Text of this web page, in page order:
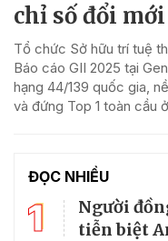
chỉ số đổi
Tổ chức Sở hữu trí tuệ
Báo cáo GII 2025 tại
hạng 44/139 quốc gia,
và đứng Top 1 toàn cầu
ĐỌC NHIỀU
1
Người
tiễn biệt